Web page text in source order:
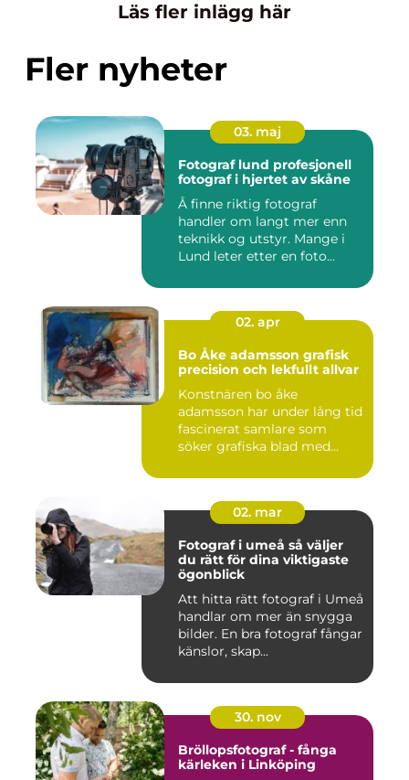
Läs fler inlägg här
Fler nyheter
03. maj
Fotograf lund profesjonell
fotograf i hjertet av skåne
Å finne riktig fotograf
handler om langt mer enn
teknikk og utstyr. Mange i
Lund leter etter en foto...
02. apr
Bo Åke adamsson grafisk
precision och lekfullt allvar
Konstnären bo åke
adamsson har under lång tid
fascinerat samlare som
söker grafiska blad med
02. mar
Fotograf i umeå så väljer
du rätt för dina viktigaste
ögonblick
Att hitta rätt fotograf i Umeå
handlar om mer än snygga
bilder. En bra fotograf fångar
känslor, skap...
30. nov
Bröllopsfotograf - fånga
kärleken i Linköping